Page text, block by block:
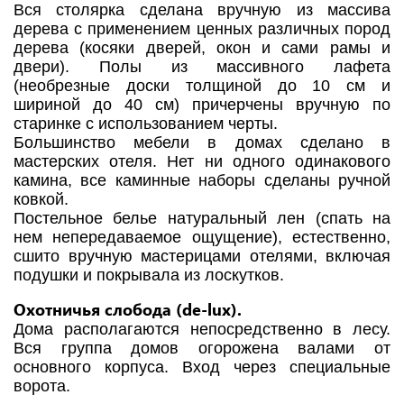
Вся столярка сделана вручную из массива
дерева с применением ценных различных пород
дерева (косяки дверей, окон и сами рамы и
двери). Полы из массивного лафета
(необрезные доски толщиной до 10 см и
шириной до 40 см) причерчены вручную по
старинке с использованием черты.
Большинство мебели в домах сделано в
мастерских отеля. Нет ни одного одинакового
камина, все каминные наборы сделаны ручной
ковкой.
Постельное белье натуральный лен (спать на
нем непередаваемое ощущение), естественно,
сшито вручную мастерицами отелями, включая
подушки и покрывала из лоскутков.
Охотничья слобода (de-lux).
Дома располагаются непосредственно в лесу.
Вся группа домов огорожена валами от
основного корпуса. Вход через специальные
ворота.